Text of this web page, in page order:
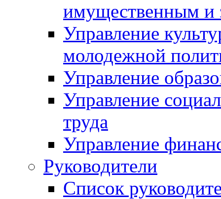
имущественным и
Управление
молодежной
Управление
Управление
труда
Управление
Руководители
Список